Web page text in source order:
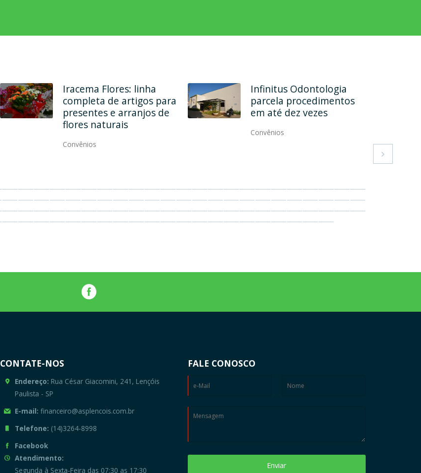
Iracema Flores: linha
completa de artigos para
presentes e arranjos de
flores naturais
Convênios
Infinitus Odontologia
parcela procedimentos
em até dez vezes
Convênios

CONTATE-NOS
Endereço: Rua César Giacomini, 241, Lençóis
Paulista - SP
E-mail: financeiro@asplencois.com.br
Telefone: (14)3264-8998
Facebook
Atendimento:
Segunda à Sexta-Feira das 07:30 as 17:30
FALE CONOSCO
Enviar